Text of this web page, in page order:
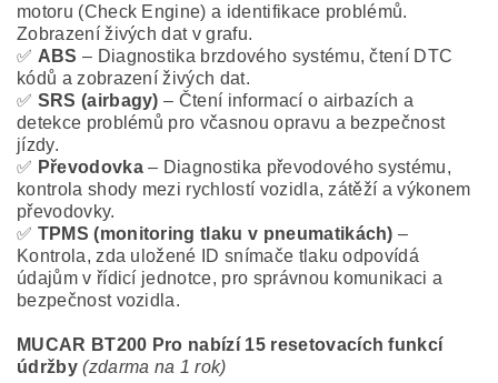
motoru (Check Engine) a identifikace problémů.
Zobrazení živých dat v grafu.
✅ ABS – Diagnostika brzdového systému, čtení DTC
kódů a zobrazení živých dat.
✅ SRS (airbagy) – Čtení informací o airbazích a
detekce problémů pro včasnou opravu a bezpečnost
jízdy.
✅ Převodovka– Diagnostika převodového systému,
kontrola shody mezi rychlostí vozidla, zátěží a výkonem
převodovky.
✅ TPMS (monitoring tlaku v pneumatikách) –
Kontrola, zda uložené ID snímače tlaku odpovídá
údajům v řídicí jednotce, pro správnou komunikaci a
bezpečnost vozidla.
MUCAR BT200 Pro nabízí 15 resetovacích funkcí
údržby (zdarma na 1 rok)